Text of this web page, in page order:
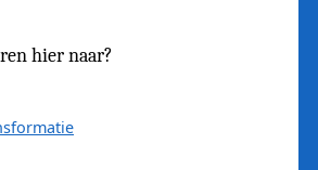
hier naar?